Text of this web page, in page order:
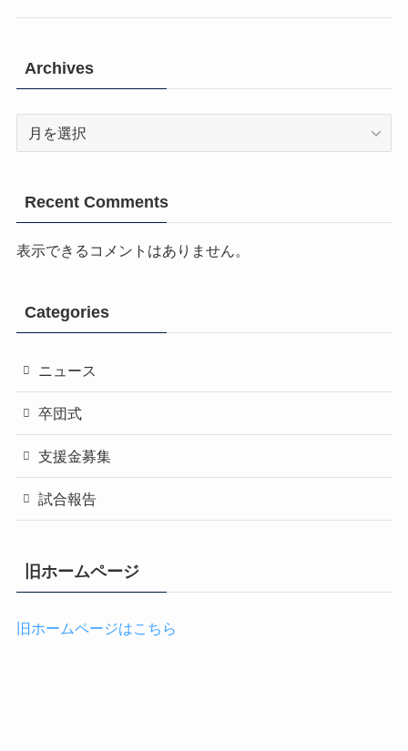
Archives
Archives
Recent Comments
表示できるコメントはありません。
Categories
ニュース
卒団式
支援金募集
試合報告
旧ホームページ
旧ホームページはこちら